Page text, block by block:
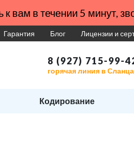
вам в течении 5 минут,
Гарантия Блог Лицензии и
8 (927) 715-99-
горячая линия в
Кодирование